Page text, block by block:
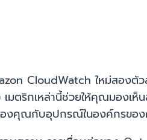
CloudWatch ใหม่สอ
ตริกเหล่านี้ช่วยให้คุณมองเห็
องคุณกับอุปกรณ์ในองค์กรขอ